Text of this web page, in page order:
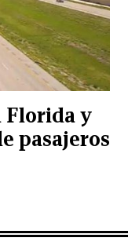
Florida y
pasajeros